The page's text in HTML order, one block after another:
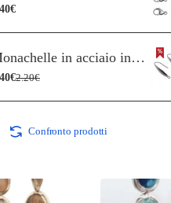
Monachelle in acciaio inox 316L 20 mm pacco 4 pz
2.20€
Confronto prodotti